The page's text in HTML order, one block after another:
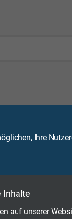
Ihre
Inhalte
auf unserer